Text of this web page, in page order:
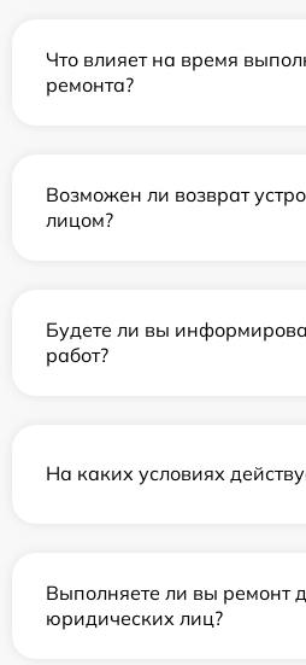
Что влияет на время
ремонта?
Возможен ли возврат
лицом?
Будете ли вы
работ?
На каких условиях
Выполняете ли вы ремонт
юридических лиц?